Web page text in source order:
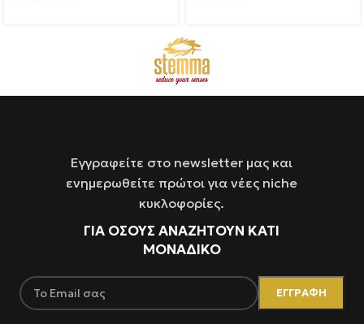
Εγγραφείτε στο newsletter μας και
ενημερωθείτε πρώτοι για νέες niche
κυκλοφορίες.
ΓΙΑ ΌΣΟΥΣ ΑΝΑΖΗΤΟΥΝ ΚΑΤΙ
ΜΟΝΑΔΙΚΟ